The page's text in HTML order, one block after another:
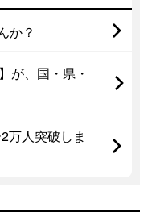
か？
が、国・県・
万人突破しま